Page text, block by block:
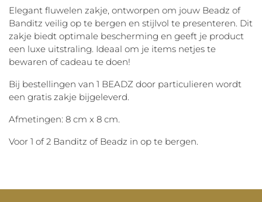
Elegant fluwelen zakje, ontworpen om jouw Beadz of
Banditz veilig op te bergen en stijlvol te presenteren. Dit
zakje biedt optimale bescherming en geeft je product
een luxe uitstraling. Ideaal om je items netjes te
bewaren of cadeau te doen!
Bij bestellingen van 1 BEADZ door particulieren wordt
een gratis zakje bijgeleverd.
Afmetingen: 8 cm x 8 cm.
Voor 1 of 2 Banditz of Beadz in op te bergen.